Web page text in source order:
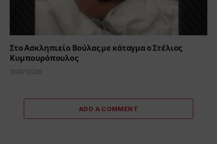
Στο Ασκληπιείο Βούλας με κάταγμα ο Στέλιος
Κυμπουρόπουλος
31/07/2026
ADD A COMMENT